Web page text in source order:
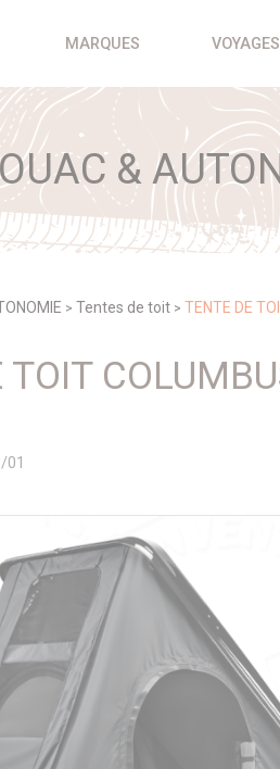
MARQUES VOYAGES
&
> Tentes de toit > TENTE DE
TOIT
01